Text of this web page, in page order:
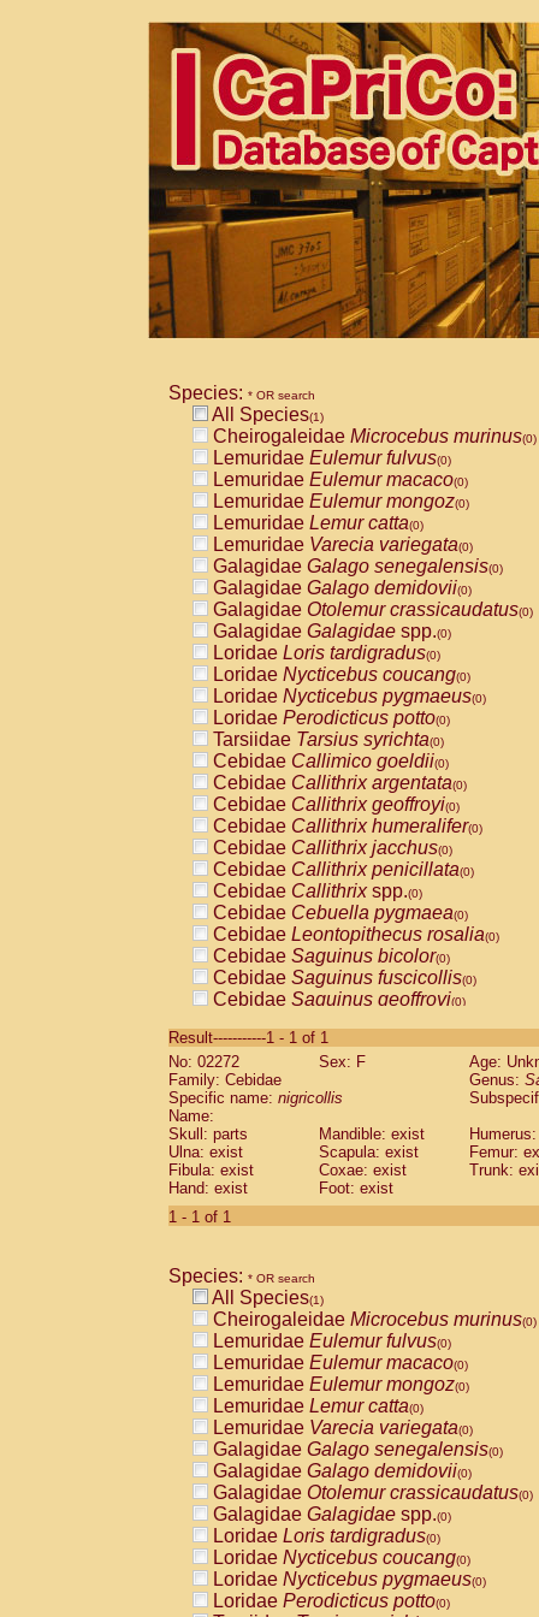
Species: * OR search
All Species(1)
Cheirogaleidae Microcebus murinus(0)
Lemuridae Eulemur fulvus(0)
Lemuridae Eulemur macaco(0)
Lemuridae Eulemur mongoz(0)
Lemuridae Lemur catta(0)
Lemuridae Varecia variegata(0)
Galagidae Galago senegalensis(0)
Galagidae Galago demidovii(0)
Galagidae Otolemur crassicaudatus(0)
Galagidae Galagidae spp.(0)
Loridae Loris tardigradus(0)
Loridae Nycticebus coucang(0)
Loridae Nycticebus pygmaeus(0)
Loridae Perodicticus potto(0)
Tarsiidae Tarsius syrichta(0)
Cebidae Callimico goeldii(0)
Cebidae Callithrix argentata(0)
Cebidae Callithrix geoffroyi(0)
Cebidae Callithrix humeralifer(0)
Cebidae Callithrix jacchus(0)
Cebidae Callithrix penicillata(0)
Cebidae Callithrixspp.(0)
Cebidae Cebuella pygmaea(0)
Cebidae Leontopithecus rosalia(0)
Cebidae Saguinus bicolor(0)
Cebidae Saguinus fuscicollis(0)
Cebidae Saguinus geoffroyi(0)
CebidaeSaguinus labiatus(0)
Cebidae Saguinus leucopus (0)
Cebidae
CebidaeSaguinus mystax
Cebidae Saguinus nigricollis (1)
Cebidae Saguinus oedipus
Cebidae Saguinus weddelli
Cebidae Saguinusspp.
Cebidae
CebidaeCebus capucinus
CebidaeCebus nigrivittatus
CebidaeCebus spp.(0)
CebidaeSaimiri boliviensis(0)
CebidaeSaimiri sciureus(0)
AtelidaeAlouatta caraya(0)
AtelidaeAlouatta fusca(0)
AtelidaeAlouatta seniculus(0)
AtelidaeAlouattaspp.(0)
AtelidaeAteles belzebuth(0)
AtelidaeAteles geoffroyi(0)
AtelidaeAteles paniscus(0)
AtelidaeAtelesspp.(0)
AtelidaeLagothrix lagothricha(0)
AtelidaeLagothrix lagothricha cana
PitheciidaeCacajao calvus
Result-----------1 - 1 of 1
No: 02272
Sex: F
Age:
Family: Cebidae
Genus:
Specific name: nigricollis
Name:
Skull: parts
Mandible: exist
Ulna: exist
Scapula: exist
Femur:
Fibula: exist
Coxae: exist
Trunk:
Hand: exist
Foot: exist
1 - 1 of 1
Species: * OR search
All Species(1)
Cheirogaleidae Microcebus murinus(0)
Lemuridae Eulemur fulvus(0)
Lemuridae Eulemur macaco(0)
Lemuridae Eulemur mongoz(0)
Lemuridae Lemur catta(0)
Lemuridae Varecia variegata(0)
Galagidae Galago senegalensis(0)
Galagidae Galago demidovii(0)
Galagidae Otolemur crassicaudatus(0)
Galagidae Galagidae spp.(0)
Loridae Loris tardigradus(0)
Loridae Nycticebus coucang(0)
Loridae Nycticebus pygmaeus(0)
Loridae Perodicticus potto(0)